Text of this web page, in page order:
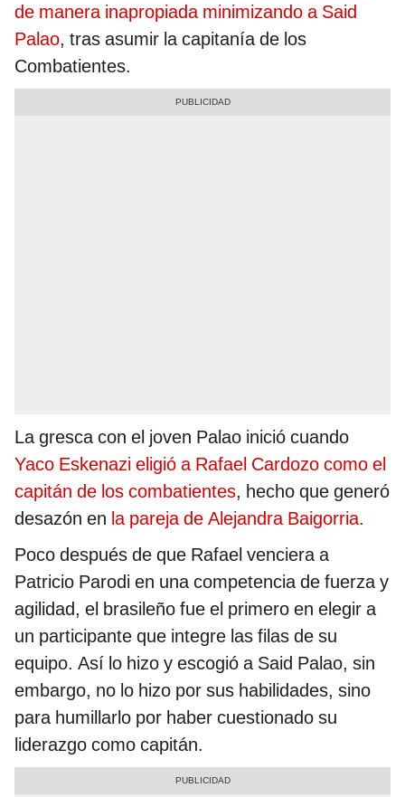
de manera inapropiada minimizando a Said
Palao, tras asumir la capitanía de los
Combatientes.
La gresca con el joven Palao inició cuando
Yaco Eskenazi eligió a Rafael Cardozo como el
capitán de los combatientes, hecho que generó
desazón en la pareja de Alejandra Baigorria.
Poco después de que Rafael venciera a
Patricio Parodi en una competencia de fuerza y
agilidad, el brasileño fue el primero en elegir a
un participante que integre las filas de su
equipo. Así lo hizo y escogió a Said Palao, sin
embargo, no lo hizo por sus habilidades, sino
para humillarlo por haber cuestionado su
liderazgo como capitán.